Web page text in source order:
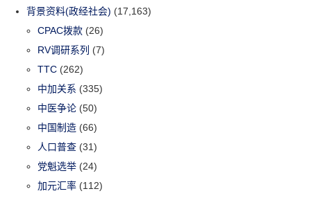
背景资料(政经社会) (17,163)
CPAC拨款 (26)
RV调研系列 (7)
TTC (262)
中加关系 (335)
中医争论 (50)
中国制造 (66)
人口普查 (31)
党魁选举 (24)
加元汇率 (112)